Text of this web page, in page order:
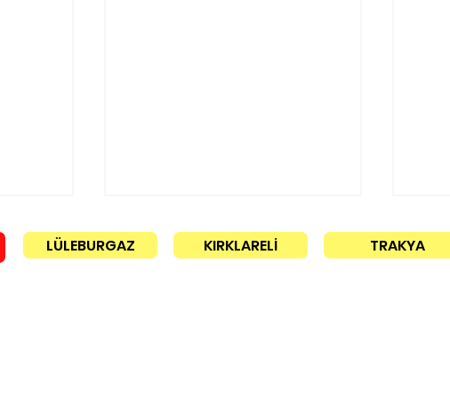
LÜLEBURGAZ KIRKLARELİ TRAKYA